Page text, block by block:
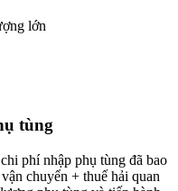
lớn
tùng
phí nhập phụ tùng đã bao
chuyển + thuế hải quan